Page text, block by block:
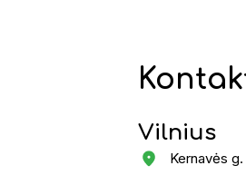
Vilnius
Kernavės